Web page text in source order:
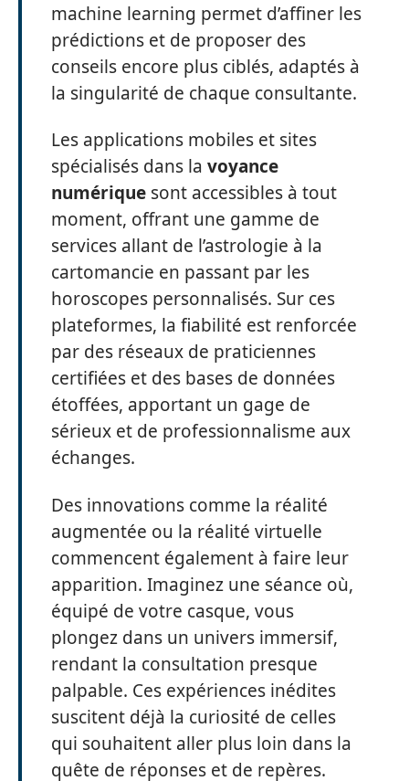
machine learning permet d’affiner les
prédictions et de proposer des
conseils encore plus ciblés, adaptés à
la singularité de chaque consultante.
Les applications mobiles et sites
spécialisés dans la voyance
numérique sont accessibles à tout
moment, offrant une gamme de
services allant de l’astrologie à la
cartomancie en passant par les
horoscopes personnalisés. Sur ces
plateformes, la fiabilité est renforcée
par des réseaux de praticiennes
certifiées et des bases de données
étoffées, apportant un gage de
sérieux et de professionnalisme aux
échanges.
Des innovations comme la réalité
augmentée ou la réalité virtuelle
commencent également à faire leur
apparition. Imaginez une séance où,
équipé de votre casque, vous
plongez dans un univers immersif,
rendant la consultation presque
palpable. Ces expériences inédites
suscitent déjà la curiosité de celles
qui souhaitent aller plus loin dans la
quête de réponses et de repères.